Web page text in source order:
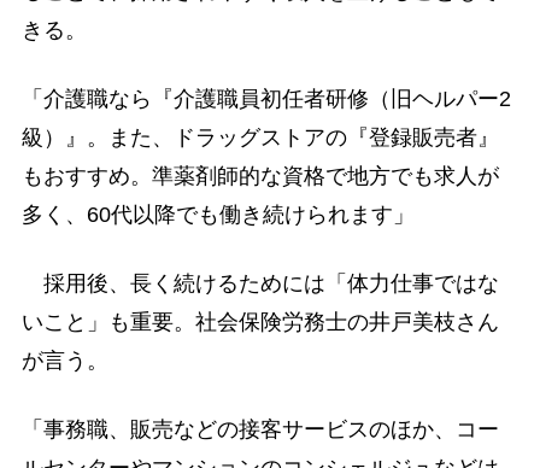
きる。
「介護職なら『介護職員初任者研修（旧ヘルパー2
級）』。また、ドラッグストアの『登録販売者』
もおすすめ。準薬剤師的な資格で地方でも求人が
多く、60代以降でも働き続けられます」
採用後、長く続けるためには「体力仕事ではな
いこと」も重要。社会保険労務士の井戸美枝さん
が言う。
「事務職、販売などの接客サービスのほか、コー